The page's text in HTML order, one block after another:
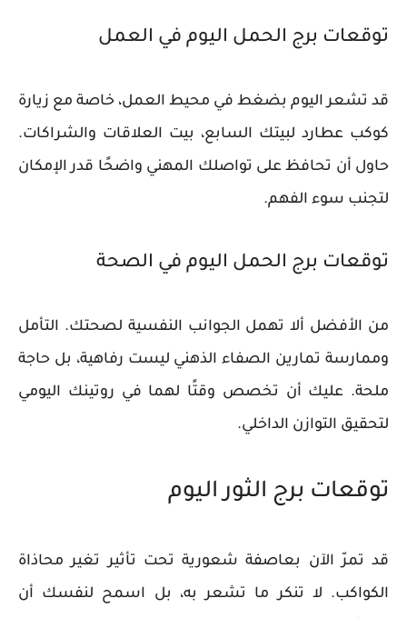
توقعات برج الحمل اليوم في العمل
قد تشعر اليوم بضغط في محيط العمل، خاصة مع زيارة
كوكب عطارد لبيتك السابع، بيت العلاقات والشراكات.
حاول أن تحافظ على تواصلك المهني واضحًا قدر الإمكان
لتجنب سوء الفهم.
توقعات برج الحمل اليوم في الصحة
من الأفضل ألا تهمل الجوانب النفسية لصحتك. التأمل
وممارسة تمارين الصفاء الذهني ليست رفاهية، بل حاجة
ملحة. عليك أن تخصص وقتًا لهما في روتينك اليومي
لتحقيق التوازن الداخلي.
توقعات برج الثور اليوم
قد تمرّ الآن بعاصفة شعورية تحت تأثير تغير محاذاة
الكواكب. لا تنكر ما تشعر به، بل اسمح لنفسك أن